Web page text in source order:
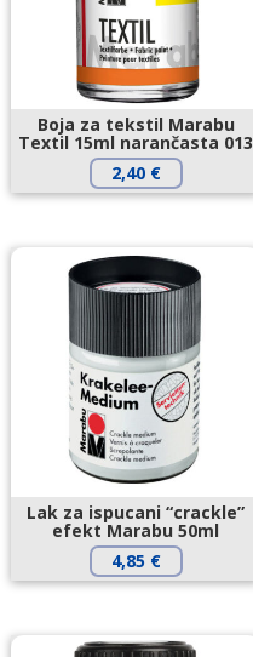
Boja za tekstil Marabu
Textil 15ml narančasta 013
2,40 €
Lak za ispucani “crackle”
efekt Marabu 50ml
4,85 €